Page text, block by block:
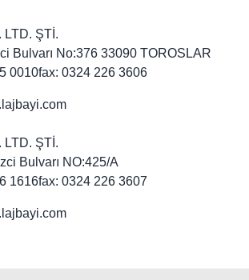
LTD. ŞTİ.
Bulvarı No:376 33090 TOROSLAR
0010fax: 0324 226 3606
LTD. ŞTİ.
Bulvarı NO:425/A
1616fax: 0324 226 3607